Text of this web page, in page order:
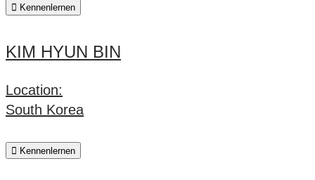
Kennenlernen
KIM HYUN BIN
Location:
South Korea
Kennenlernen